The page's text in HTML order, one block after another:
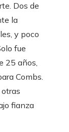
Dos de
la
y poco
fue
25 años,
Combs.
fianza